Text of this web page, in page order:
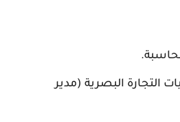
التجارة البصرية (مدير